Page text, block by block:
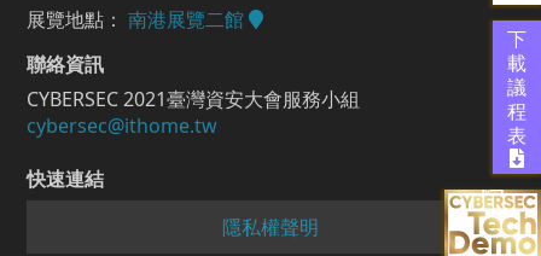
下
載
議
程
表
展覽地點： 南港展覽二館
聯絡資訊
CYBERSEC 2021臺灣資安大會服務小組
cybersec@ithome.tw
快速連結
隱私權聲明